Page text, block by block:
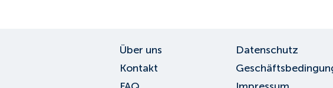
Über uns
Kontakt
Datenschutz